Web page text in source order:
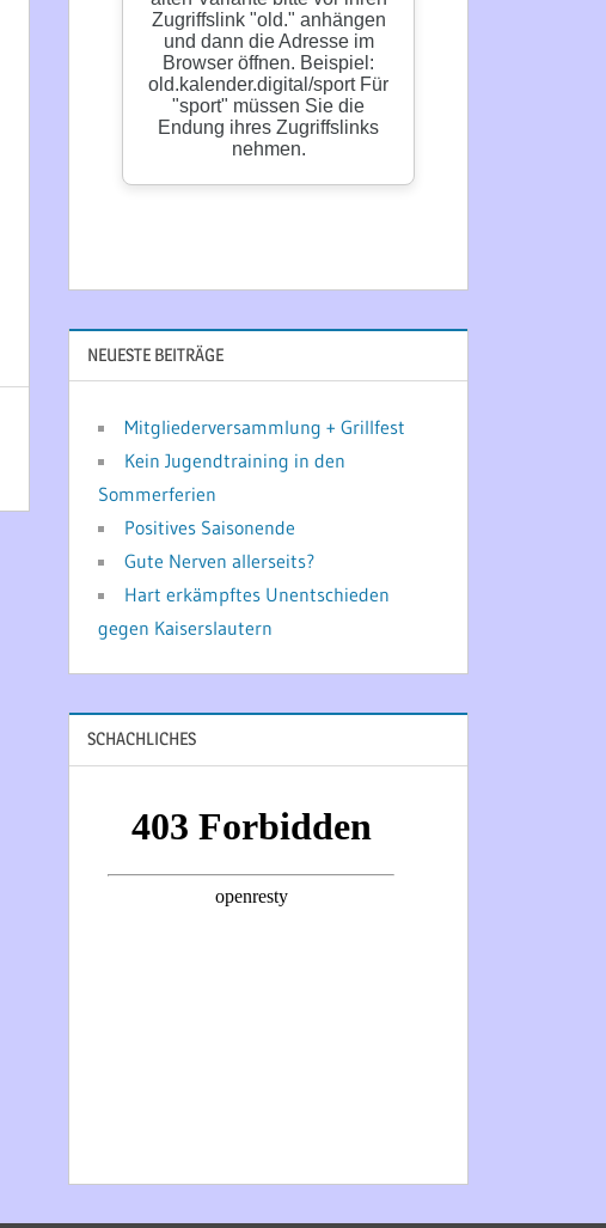
NEUESTE BEITRÄGE
Mitgliederversammlung + Grillfest
Kein Jugendtraining in den
Sommerferien
Positives Saisonende
Gute Nerven allerseits?
Hart erkämpftes Unentschieden
gegen Kaiserslautern
SCHACHLICHES